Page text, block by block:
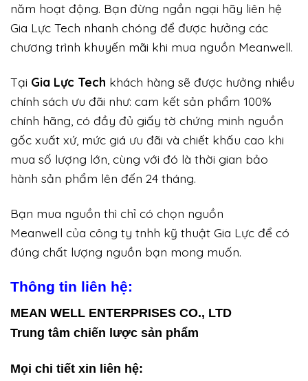
năm hoạt động. Bạn đừng ngần ngại hãy liên hệ
Gia Lực Tech nhanh chóng để được hưởng các
chương trình khuyến mãi khi mua nguồn Meanwell.
Tại Gia Lực Tech khách hàng sẽ được hưởng nhiều
chính sách ưu đãi như: cam kết sản phẩm 100%
chính hãng, có đầy đủ giấy tờ chứng minh nguồn
gốc xuất xứ, mức giá ưu đãi và chiết khấu cao khi
mua số lượng lớn, cùng với đó là thời gian bảo
hành sản phẩm lên đến 24 tháng.
Bạn mua nguồn thì chỉ có chọn nguồn
Meanwell của công ty tnhh kỹ thuật Gia Lực để có
đúng chất lượng nguồn bạn mong muốn.
Thông tin liên hệ:
MEAN WELL ENTERPRISES CO., LTD
Trung tâm chiến lược sản phẩm
Mọi chi tiết xin liên hệ: